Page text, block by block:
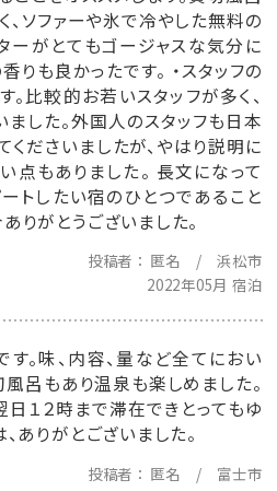
ソファーや氷で冷やした無料の
ーがとてもゴージャスな気分に
りも良かったです。 ・スタッフの
比較的お若いスタッフが多く、
した。外国人のスタッフも日本
ださいましたが、やはり説明に
点もありました。 長文になって
トしたい宿のひとつであること
りがとうございました。
投稿者
匿名 / 浜松市
2022年05月 宿泊
。味、内容、量など全てにおい
呂もあり温泉も楽しめました。
１２時まで滞在できとってもゆ
ありがとございました。
投稿者
匿名 / 富士市